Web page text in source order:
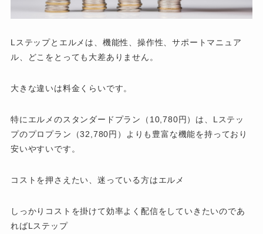
Lステップとエルメは、機能性、操作性、サポートマニュア
ル、どこをとっても大差ありません。
大きな違いは料金くらいです。
特にエルメのスタンダードプラン（10,780円）は、Lステッ
プのプロプラン（32,780円）よりも豊富な機能を持っており
安いやすいです。
コストを押さえたい、迷っている方はエルメ
しっかりコストを掛けて効率よく配信をしていきたいのであ
ればLステップ